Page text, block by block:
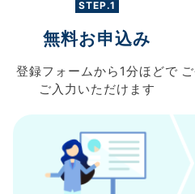
STEP.1
無料お申込み
登録フォームから 1分ほどで
ご入力 いただけます